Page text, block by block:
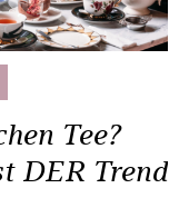
Tee?
DER Trend